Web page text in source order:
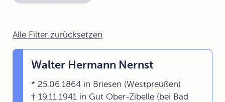
Alle Filter zurücksetzen
Walter Hermann Nernst
* 25.06.1864 in Briesen (Westpreußen)
† 19.11.1941 in Gut Ober-Zibelle (bei Bad